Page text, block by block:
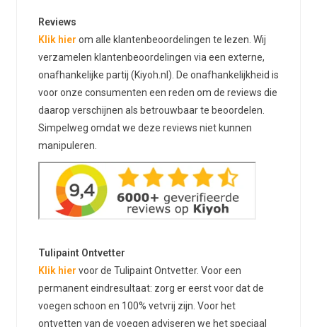
Reviews
Klik hier om alle klantenbeoordelingen te lezen. Wij
verzamelen klantenbeoordelingen via een externe,
onafhankelijke partij (Kiyoh.nl). De onafhankelijkheid is
voor onze consumenten een reden om de reviews die
daarop verschijnen als betrouwbaar te beoordelen.
Simpelweg omdat we deze reviews niet kunnen
manipuleren.
Tulipaint Ontvetter
Klik hier voor de Tulipaint Ontvetter. Voor een
permanent eindresultaat: zorg er eerst voor dat de
voegen schoon en 100% vetvrij zijn. Voor het
ontvetten van de voegen adviseren we het speciaal